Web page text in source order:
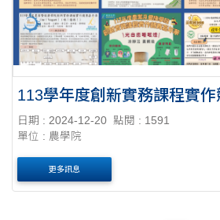
113學年度創新實務課程實
日期 : 2024-12-20 點閱 : 1591
單位 : 農學院
更多訊息